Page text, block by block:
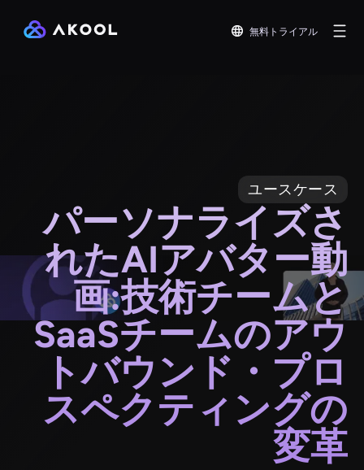
無料トライアル
ユースケース
パーソナライズさ
れたAIアバター動
画:技術チームと
SaaSチームのアウ
トバウンド・プロ
スペクティングの
変革